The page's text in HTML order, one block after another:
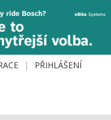
PŘIHLÁŠENÍ